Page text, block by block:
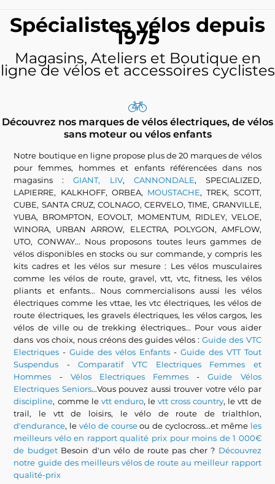
Spécialistes vélos depuis
1975
Magasins, Ateliers et Boutique en
ligne de vélos et accessoires cyclistes
Découvrez nos marques de vélos électriques, de vélos
sans moteur ou vélos enfants
Notre boutique en ligne propose plus de 20 marques de vélos
pour femmes, hommes et enfants référencées dans nos
magasins :GIANT, LIV, CANNONDALE, SPECIALIZED,
LAPIERRE, KALKHOFF, ORBEA, MOUSTACHE, TREK, SCOTT,
CUBE, SANTA CRUZ, COLNAGO, CERVELO, TIME, GRANVILLE,
YUBA, BROMPTON, EOVOLT, MOMENTUM, RIDLEY, VELOE,
WINORA, URBAN ARROW, ELECTRA, POLYGON, AMFLOW,
UTO, CONWAY... Nous proposons toutes leurs gammes de
vélos disponibles en stocks ou sur commande, y compris les
kits cadres et les vélos sur mesure : Les vélos musculaires
comme les vélos de route, gravel, vtt, vtc, fitness, les vélos
pliants et enfants... Nous commercialisons aussi les vélos
électriques comme les vttae, les vtc électriques, les vélos de
route électriques, les gravels électriques, les vélos cargos, les
vélos de ville ou de trekking électriques... Pour vous aider
dans vos choix, nous créons des guides vélos :Guide des VTC
Electriques -Guide des vélos Enfants - Guide des VTT Tout
Suspendus -Comparatif VTC Electriques Femmes et
Hommes - Vélos Electriques Femmes -Guide Vélos
Electriques Seniors...Vous pouvez aussi trouver votre vélo par
discipline, comme le vtt enduro, levtt cross country, le vtt de
trail, le vtt de loisirs, le vélo de route de trialthlon,
d'endurance, levélo de courseou de cyclocross...et même les
meilleurs vélo en rapport qualité prix pour moins de 1 000€
de budgetBesoin d'un vélo de route pas cher ? Découvrez
notre guide des meilleurs vélos de route au meilleur rapport
qualité-prix